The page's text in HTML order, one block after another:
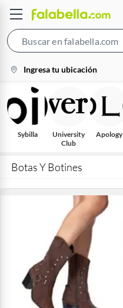
location-
icon
Ingresa tu ubicación
Sybilla
University
Club
Apology
Botas Y Botines